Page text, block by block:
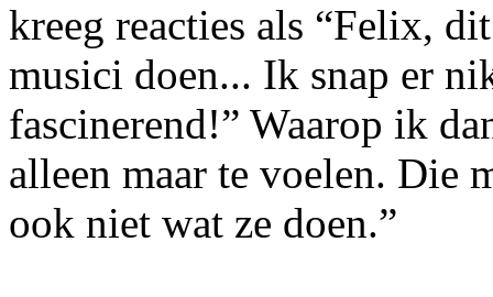
kreeg reacties als “Felix,
musici doen... Ik snap er
fascinerend!” Waarop ik
alleen maar te voelen. Die
ook niet wat ze doen.”